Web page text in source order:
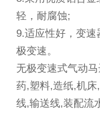
轻，耐腐蚀;
9.适应性好，变
极变速。
无极变速式气动马
药,塑料,造纸,机
线,输送线,装配流